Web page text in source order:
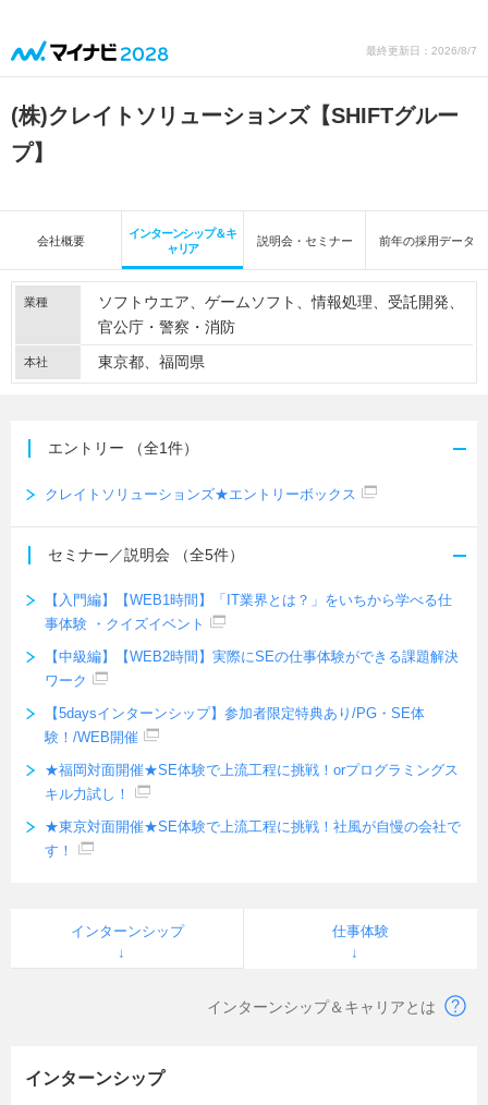
最終更新日：2026/8/7
(株)クレイトソリューションズ【SHIFTグルー
プ】
会社概要
インターンシップ＆キ
ャリア
説明会・セミナー 前年の採用データ
業種 ソフトウエア ゲームソフト 情報処理
受託開発
官公庁・警察・消防
本社 東京都、福岡県
エントリー （全1件）
クレイトソリューションズ★エントリーボックス
セミナー／説明会 （全5件）
【入門編】【WEB1時間】「IT業界とは？」をいちから学べる仕
事体験 ・クイズイベント
【中級編】【WEB2時間】実際にSEの仕事体験ができる課題解決
ワーク
【5daysインターンシップ】参加者限定特典あり/PG・SE体
験！/WEB開催
★福岡対面開催★SE体験で上流工程に挑戦！orプログラミングス
キル力試し！
★東京対面開催★SE体験で上流工程に挑戦！社風が自慢の会社で
す！
インターンシップ 仕事体験
インターンシップ＆キャリアとは
インターンシップ